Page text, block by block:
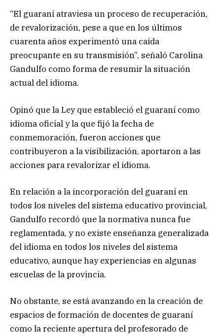
“El guaraní atraviesa un proceso de recuperación,
de revalorización, pese a que en los últimos
cuarenta años experimentó una caída
preocupante en su transmisión”, señaló Carolina
Gandulfo como forma de resumir la situación
actual del idioma.
Opinó que la Ley que estableció el guaraní como
idioma oficial y la que fijó la fecha de
conmemoración, fueron acciones que
contribuyeron a la visibilización, aportaron a las
acciones para revalorizar el idioma.
En relación a la incorporación del guaraní en
todos los niveles del sistema educativo provincial,
Gandulfo recordó que la normativa nunca fue
reglamentada, y no existe enseñanza generalizada
del idioma en todos los niveles del sistema
educativo, aunque hay experiencias en algunas
escuelas de la provincia.
No obstante, se está avanzando en la creación de
espacios de formación de docentes de guaraní
como la reciente apertura del profesorado de